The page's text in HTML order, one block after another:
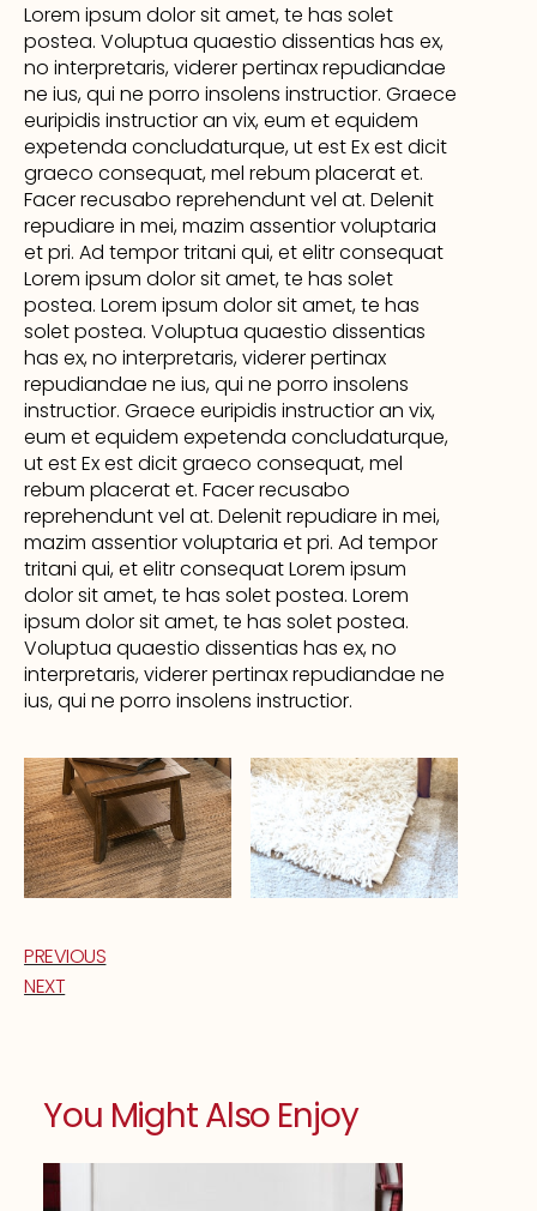
Lorem ipsum dolor sit amet, te has solet
postea. Voluptua quaestio dissentias has ex,
no interpretaris, viderer pertinax repudiandae
ne ius, qui ne porro insolens instructior. Graece
euripidis instructior an vix, eum et equidem
expetenda concludaturque, ut est Ex est dicit
graeco consequat, mel rebum placerat et.
Facer recusabo reprehendunt vel at. Delenit
repudiare in mei, mazim assentior voluptaria
et pri. Ad tempor tritani qui, et elitr consequat
Lorem ipsum dolor sit amet, te has solet
postea. Lorem ipsum dolor sit amet, te has
solet postea. Voluptua quaestio dissentias
has ex, no interpretaris, viderer pertinax
repudiandae ne ius, qui ne porro insolens
instructior. Graece euripidis instructior an vix,
eum et equidem expetenda concludaturque,
ut est Ex est dicit graeco consequat, mel
rebum placerat et. Facer recusabo
reprehendunt vel at. Delenit repudiare in mei,
mazim assentior voluptaria et pri. Ad tempor
tritani qui, et elitr consequat Lorem ipsum
dolor sit amet, te has solet postea. Lorem
ipsum dolor sit amet, te has solet postea.
Voluptua quaestio dissentias has ex, no
interpretaris, viderer pertinax repudiandae ne
ius, qui ne porro insolens instructior.
PREVIOUS
NEXT
You Might Also Enjoy